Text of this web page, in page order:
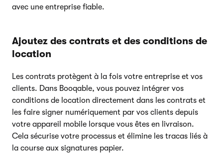
avec une entreprise fiable.
Ajoutez des contrats et des conditions de
location
Les contrats protègent à la fois votre entreprise et vos
clients. Dans Booqable, vous pouvez intégrer vos
conditions de location directement dans les contrats et
les faire signer numériquement par vos clients depuis
votre appareil mobile lorsque vous êtes en livraison.
Cela sécurise votre processus et élimine les tracas liés à
la course aux signatures papier.